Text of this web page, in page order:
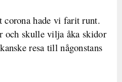
corona hade vi farit runt.
och skulle vilja åka skidor
resa till någonstans